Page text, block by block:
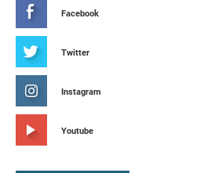
Facebook
Twitter
Instagram
Youtube